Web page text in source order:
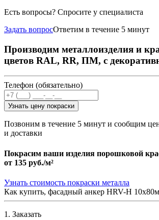
Есть вопросы? Спросите у специалиста
Задать вопросОтветим в течение 5 минут
Производим металлоизделия и
цветов RAL, RR, ПМ, с
Телефон (обязательно)
Узнать цену покраски
Позвоним в течение 5 минут и сообщим
и доставки
Покрасим ваши изделия порошковой
от 135 руб./м²
Узнать стоимость покраски металла
Как купить, фасадный анкер HRV-H
1. Заказать